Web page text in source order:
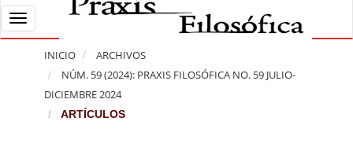
Toggle navigation
INICIO
ARCHIVOS
NÚM. 59 (2024): PRAXIS FILOSÓFICA NO. 59 JULIO-
DICIEMBRE 2024
ARTÍCULOS